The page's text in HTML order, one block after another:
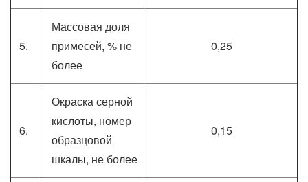
5.
Массовая доля
примесей, % не
более
0,25
6.
Окраска серной
кислоты, номер
образцовой
шкалы, не более
0,15